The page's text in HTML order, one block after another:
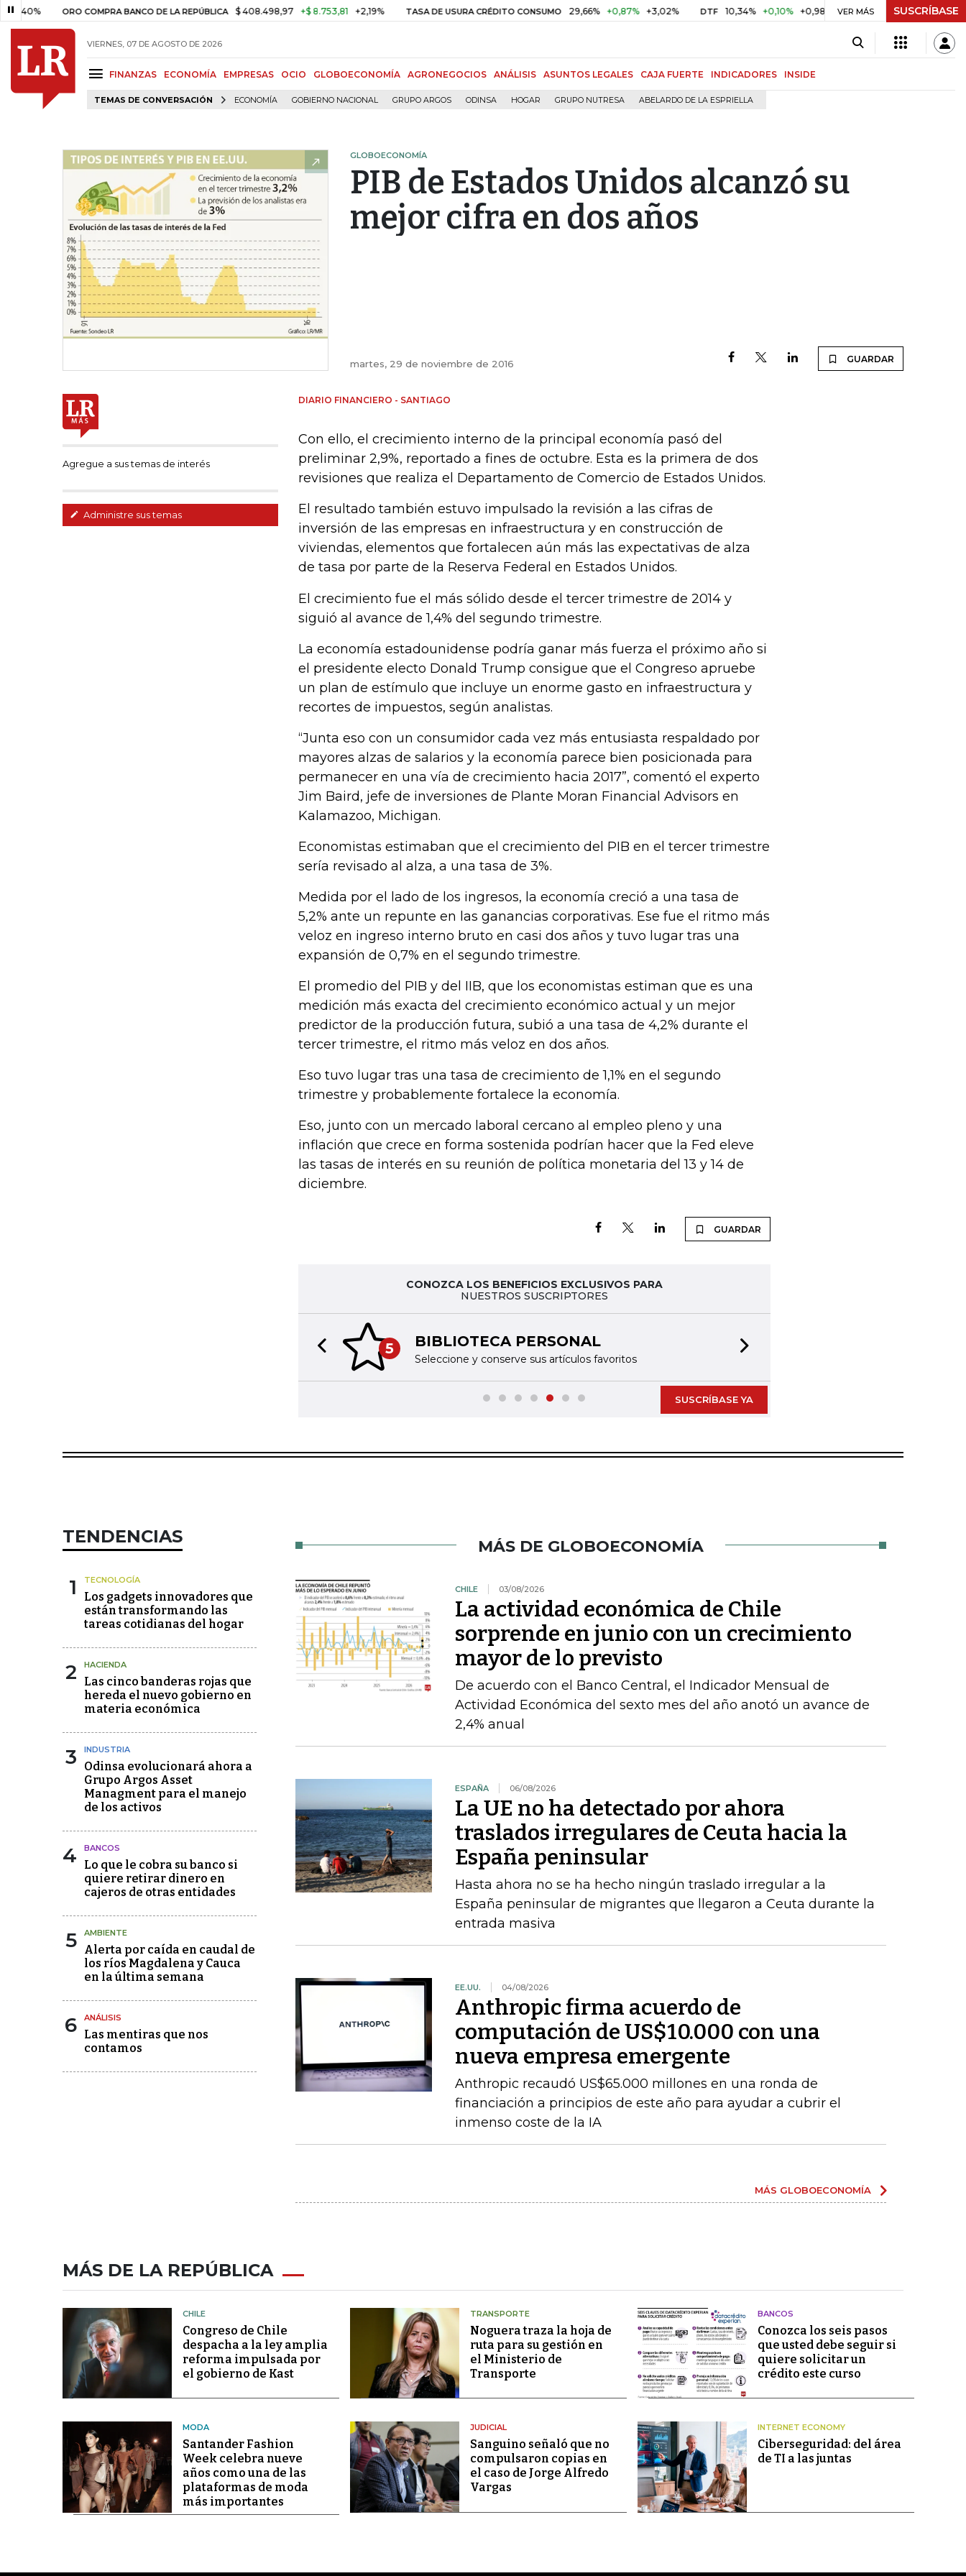
ORO COMPRA BANCO DE LA REPÚBLICA $ 408.498,97 +$ 8.753,81 +2,19% TASA DE USURA CRÉDITO CONSUMO 29,66% +0,87% +3,02% DTF 10,34% +0,10% +0,98% UVR $ 416,91 +$ 0,05 +0,01%
VER MÁS SUSCRÍBASE
VIERNES, 07 DE AGOSTO DE 2026
FINANZAS ECONOMÍA EMPRESAS OCIO GLOBOECONOMÍA AGRONEGOCIOS ANÁLISIS ASUNTOS LEGALES CAJA FUERTE INDICADORES INSIDE
TEMAS DE CONVERSACIÓN ECONOMÍA GOBIERNO NACIONAL GRUPO ARGOS ODINSA HOGAR GRUPO NUTRESA ABELARDO DE LA ESPRIELLA
GLOBOECONOMÍA
PIB de Estados Unidos alcanzó su
mejor cifra en dos años
martes, 29 de noviembre de 2016 GUARDAR
Agregue a sus temas de interés
Administre sus temas
DIARIO FINANCIERO - SANTIAGO
Con ello, el crecimiento interno de la principal economía pasó del
preliminar 2,9%, reportado a fines de octubre. Esta es la primera de dos
revisiones que realiza el Departamento de Comercio de Estados Unidos.
El resultado también estuvo impulsado la revisión a las cifras de
inversión de las empresas en infraestructura y en construcción de
viviendas, elementos que fortalecen aún más las expectativas de alza
de tasa por parte de la Reserva Federal en Estados Unidos.
El crecimiento fue el más sólido desde el tercer trimestre de 2014 y
siguió al avance de 1,4% del segundo trimestre.
La economía estadounidense podría ganar más fuerza el próximo año si
el presidente electo Donald Trump consigue que el Congreso apruebe
un plan de estímulo que incluye un enorme gasto en infraestructura y
recortes de impuestos, según analistas.
“Junta eso con un consumidor cada vez más entusiasta respaldado por
mayores alzas de salarios y la economía parece bien posicionada para
permanecer en una vía de crecimiento hacia 2017”, comentó el experto
Jim Baird, jefe de inversiones de Plante Moran Financial Advisors en
Kalamazoo, Michigan.
Economistas estimaban que el crecimiento del PIB en el tercer trimestre
sería revisado al alza, a una tasa de 3%.
Medida por el lado de los ingresos, la economía creció a una tasa de
5,2% ante un repunte en las ganancias corporativas. Ese fue el ritmo más
veloz en ingreso interno bruto en casi dos años y tuvo lugar tras una
expansión de 0,7% en el segundo trimestre.
El promedio del PIB y del IIB, que los economistas estiman que es una
medición más exacta del crecimiento económico actual y un mejor
predictor de la producción futura, subió a una tasa de 4,2% durante el
tercer trimestre, el ritmo más veloz en dos años.
Eso tuvo lugar tras una tasa de crecimiento de 1,1% en el segundo
trimestre y probablemente fortalece la economía.
Eso, junto con un mercado laboral cercano al empleo pleno y una
inflación que crece en forma sostenida podrían hacer que la Fed eleve
las tasas de interés en su reunión de política monetaria del 13 y 14 de
diciembre.
GUARDAR
CONOZCA LOS BENEFICIOS EXCLUSIVOS PARA
NUESTROS SUSCRIPTORES
5 BIBLIOTECA PERSONAL
Seleccione y conserve sus artículos favoritos
Previous slide
SUSCRÍBASE YA
TENDENCIAS
1 TECNOLOGÍA
Los gadgets innovadores que
están transformando las
tareas cotidianas del hogar
2 HACIENDA
Las cinco banderas rojas que
hereda el nuevo gobierno en
materia económica
3 INDUSTRIA
Odinsa evolucionará ahora a
Grupo Argos Asset
Managment para el manejo
de los activos
4 BANCOS
Lo que le cobra su banco si
quiere retirar dinero en
cajeros de otras entidades
5 AMBIENTE
Alerta por caída en caudal de
los ríos Magdalena y Cauca
en la última semana
6 ANÁLISIS
Las mentiras que nos
contamos
MÁS DE GLOBOECONOMÍA
CHILE 03/08/2026
La actividad económica de Chile
sorprende en junio con un crecimiento
mayor de lo previsto
De acuerdo con el Banco Central, el Indicador Mensual de
Actividad Económica del sexto mes del año anotó un avance de
2,4% anual
ESPAÑA 06/08/2026
La UE no ha detectado por ahora
traslados irregulares de Ceuta hacia la
España peninsular
Hasta ahora no se ha hecho ningún traslado irregular a la
España peninsular de migrantes que llegaron a Ceuta durante la
entrada masiva
EE.UU. 04/08/2026
Anthropic firma acuerdo de
computación de US$10.000 con una
nueva empresa emergente
Anthropic recaudó US$65.000 millones en una ronda de
financiación a principios de este año para ayudar a cubrir el
inmenso coste de la IA
MÁS GLOBOECONOMÍA
MÁS DE LA REPÚBLICA
CHILE
Congreso de Chile
despacha a la ley amplia
reforma impulsada por
el gobierno de Kast
TRANSPORTE
Noguera traza la hoja de
ruta para su gestión en
el Ministerio de
Transporte
BANCOS
Conozca los seis pasos
que usted debe seguir si
quiere solicitar un
crédito este curso
MODA
Santander Fashion
Week celebra nueve
años como una de las
plataformas de moda
más importantes
JUDICIAL
Sanguino señaló que no
compulsaron copias en
el caso de Jorge Alfredo
Vargas
INTERNET ECONOMY
Ciberseguridad: del área
de TI a las juntas